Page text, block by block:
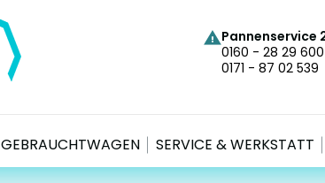
Pannenservice
0160 - 28 29 600
0171 - 87 02 539
GEBRAUCHTWAGEN SERVICE & WERKSTATT